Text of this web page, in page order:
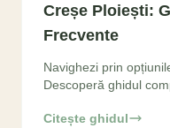
Creșe Ploiești:
Frecvente
Navighezi prin
Descoperă ghidul
copilul
Citește ghidul